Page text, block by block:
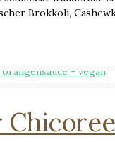
Brokkoli,